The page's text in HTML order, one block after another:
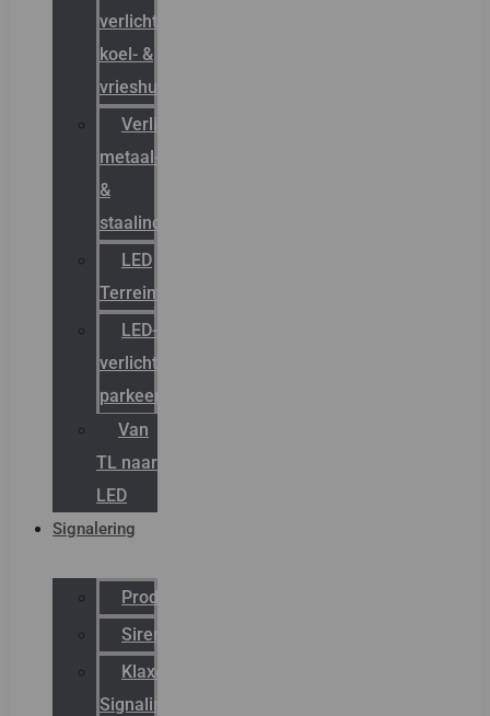
verlichting
koel- &
vrieshuizen
Verlichting
metaal-
&
staalindustrie
LED
Terreinverlichting
LED-
verlichting
parkeergarage
Van
TL naar
LED
Signalering
Productcatalogus
Sirena
Klaxon
Signaling